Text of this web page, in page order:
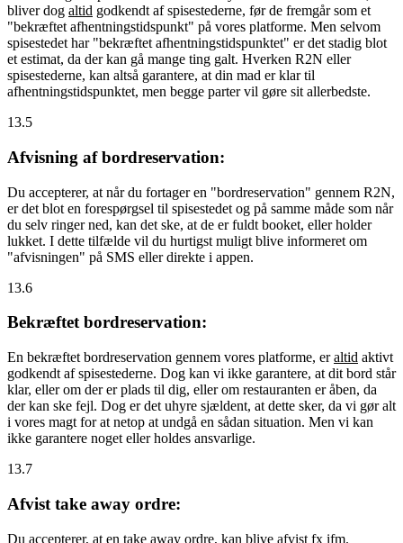
bliver dog altid godkendt af spisestederne, før de fremgår som et
"bekræftet afhentningstidspunkt" på vores platforme. Men selvom
spisestedet har "bekræftet afhentningstidspunktet" er det stadig blot
et estimat, da der kan gå mange ting galt. Hverken R2N eller
spisestederne, kan altså garantere, at din mad er klar til
afhentningstidspunktet, men begge parter vil gøre sit allerbedste.
13.5
Afvisning af bordreservation:
Du accepterer, at når du fortager en "bordreservation" gennem R2N,
er det blot en forespørgsel til spisestedet og på samme måde som når
du selv ringer ned, kan det ske, at de er fuldt booket, eller holder
lukket. I dette tilfælde vil du hurtigst muligt blive informeret om
"afvisningen" på SMS eller direkte i appen.
13.6
Bekræftet bordreservation:
En bekræftet bordreservation gennem vores platforme, eraltid aktivt
godkendt af spisestederne. Dog kan vi ikke garantere, at dit bord står
klar, eller om der er plads til dig, eller om restauranten er åben, da
der kan ske fejl. Dog er det uhyre sjældent, at dette sker, da vi gør alt
i vores magt for at netop at undgå en sådan situation. Men vi kan
ikke garantere noget eller holdes ansvarlige.
13.7
Afvist take away ordre:
Du accepterer, at en take away ordre, kan blive afvist fx ifm.